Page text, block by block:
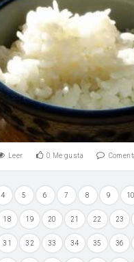
Leer 0 Me gusta
4 5 6 7 8 9 10
18 19 20 21 22 23
31 32 33 34 35 36